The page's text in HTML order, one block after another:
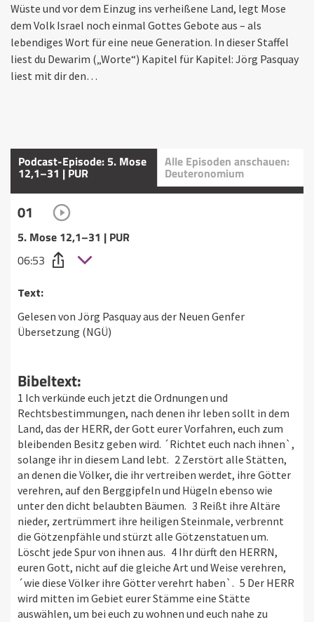
Wüste und vor dem Einzug ins verheißene Land, legt Mose
dem Volk Israel noch einmal Gottes Gebote aus – als
lebendiges Wort für eine neue Generation. In dieser Staffel
liest du Dewarim („Worte“) Kapitel für Kapitel: Jörg Pasquay
liest mit dir den…
Podcast-Episode: 5. Mose
12,1–31 | PUR
Alle Episoden anschauen:
Deuteronomium
01
5. Mose 12,1–31 | PUR
06:53
Text:
Gelesen von Jörg Pasquay aus der Neuen Genfer
Übersetzung (NGÜ)
Bibeltext:
1 Ich verkünde euch jetzt die Ordnungen und
Rechtsbestimmungen, nach denen ihr leben sollt in dem
Land, das der HERR, der Gott eurer Vorfahren, euch zum
bleibenden Besitz geben wird. ´Richtet euch nach ihnen`,
solange ihr in diesem Land lebt. 2 Zerstört alle Stätten,
an denen die Völker, die ihr vertreiben werdet, ihre Götter
verehren, auf den Berggipfeln und Hügeln ebenso wie
unter den dicht belaubten Bäumen. 3 Reißt ihre Altäre
nieder, zertrümmert ihre heiligen Steinmale, verbrennt
die Götzenpfähle und stürzt alle Götzenstatuen um.
Löscht jede Spur von ihnen aus. 4 Ihr dürft den HERRN,
euren Gott, nicht auf die gleiche Art und Weise verehren,
´wie diese Völker ihre Götter verehrt haben`. 5 Der HERR
wird mitten im Gebiet eurer Stämme eine Stätte
auswählen, um bei euch zu wohnen und euch nahe zu